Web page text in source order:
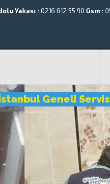
Yakası : 0216 612 55 90 Gsm :
Geneli Servis